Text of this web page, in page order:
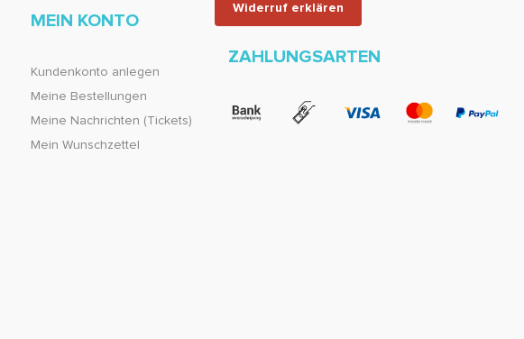
Widerruf erklären
MEIN KONTO
Kundenkonto anlegen
Meine Bestellungen
Meine Nachrichten (Tickets)
Mein Wunschzettel
ZAHLUNGSARTEN